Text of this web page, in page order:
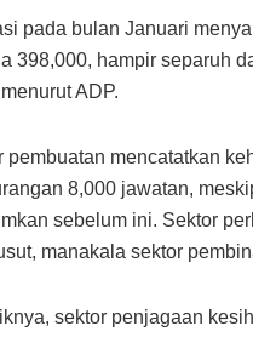
pada bulan Januari
398,000, hampir separuh
ADP.
pembuatan mencatatkan
8,000 jawatan,
sebelum ini. Sektor
manakala sektor
sektor penjagaan